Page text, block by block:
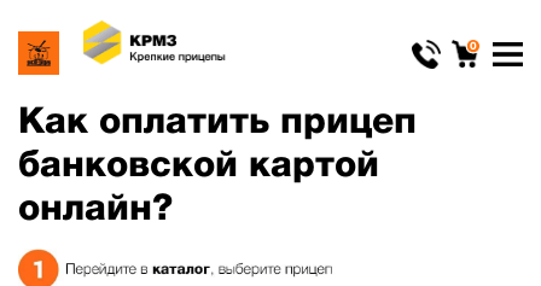
0
Как оплатить прицеп
банковской картой
онлайн?